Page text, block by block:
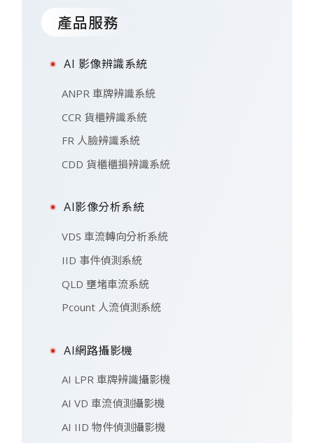
產品服務
AI 影像辨識系統
ANPR 車牌辨識系統
CCR 貨櫃辨識系統
FR 人臉辨識系統
CDD 貨櫃櫃損辨識系統
AI影像分析系統
VDS 車流轉向分析系統
IID 事件偵測系統
QLD 壅堵車流系統
Pcount 人流偵測系統
AI網路攝影機
AI LPR 車牌辨識攝影機
AI VD 車流偵測攝影機
AI IID 物件偵測攝影機